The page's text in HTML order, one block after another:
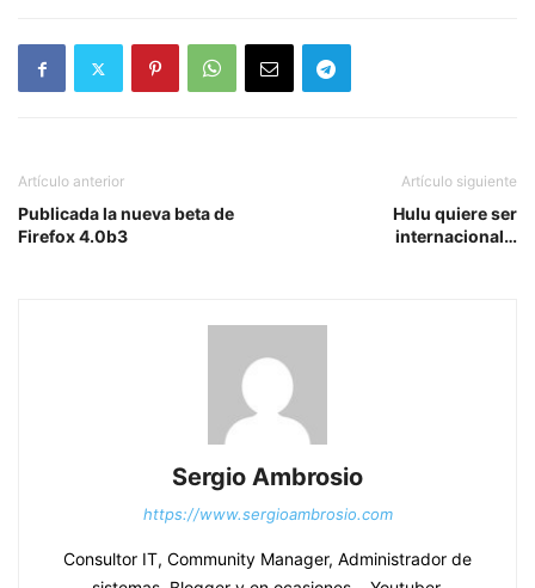
Artículo anterior
Publicada la nueva beta de
Firefox 4.0b3
Artículo siguiente
Hulu quiere ser
internacional…
Sergio Ambrosio
https://www.sergioambrosio.com
Consultor IT, Community Manager, Administrador de